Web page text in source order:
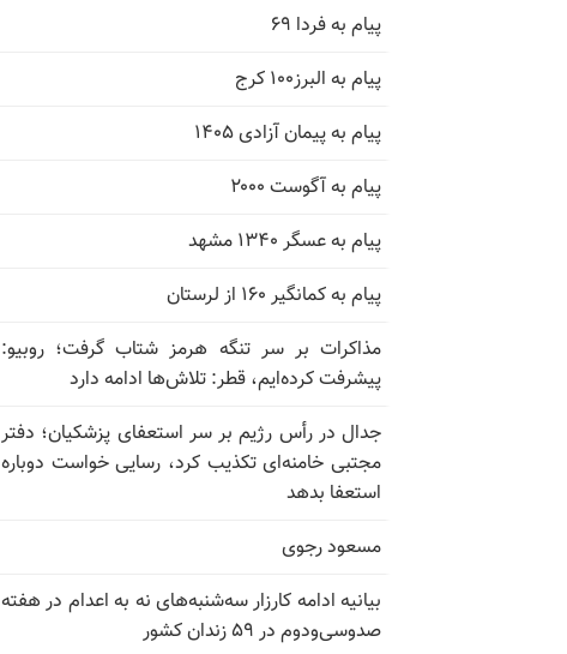
پیام به فردا ۶۹
پیام به البرز۱۰۰ کرج
پیام به پیمان آزادی ۱۴۰۵
پیام به آگوست ۲۰۰۰
پیام به عسگر ۱۳۴۰ مشهد
پیام به کمانگیر ۱۶۰ از لرستان
مذاکرات بر سر تنگه هرمز شتاب گرفت؛ روبیو:
پیشرفت کرده‌ایم، قطر: تلاش‌ها ادامه دارد
جدال در رأس رژیم بر سر استعفای پزشکیان؛ دفتر
مجتبی خامنه‌ای تکذیب کرد، رسایی خواست دوباره
استعفا بدهد
مسعود رجوی
بیانیه ادامه کارزار سه‌شنبه‌های نه به اعدام در هفته
صدوسی‌و‌دوم در ۵۹ زندان کشور